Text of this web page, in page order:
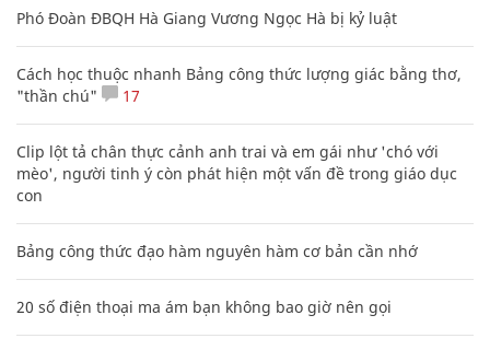
Phó Đoàn ĐBQH Hà Giang Vương Ngọc Hà bị kỷ luật
Cách học thuộc nhanh Bảng công thức lượng giác bằng thơ,
"thần chú"
17
Clip lột tả chân thực cảnh anh trai và em gái như 'chó với
mèo', người tinh ý còn phát hiện một vấn đề trong giáo dục
con
Bảng công thức đạo hàm nguyên hàm cơ bản cần nhớ
20 số điện thoại ma ám bạn không bao giờ nên gọi